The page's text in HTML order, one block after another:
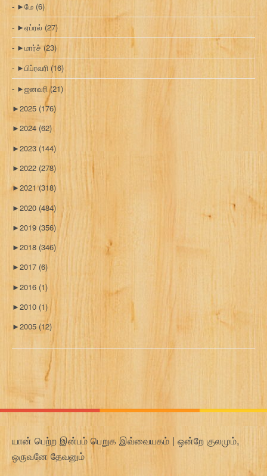
►மே (6)
►ஏப்ரல் (27)
►மார்ச் (23)
►பிப்ரவரி (16)
►ஜனவரி(21)
►2025 (176)
►2024 (62)
►2023 (144)
►2022 (278)
►2021(318)
►2020 (484)
►2019 (356)
►2018 (346)
►2017 (6)
►2016 (1)
►2010 (1)
►2005 (12)
யான் பெற்ற இன்பம் பெறுக இவ்வையகம் | ஒன்றே குலமும்,
ஒருவனே தேவனும்